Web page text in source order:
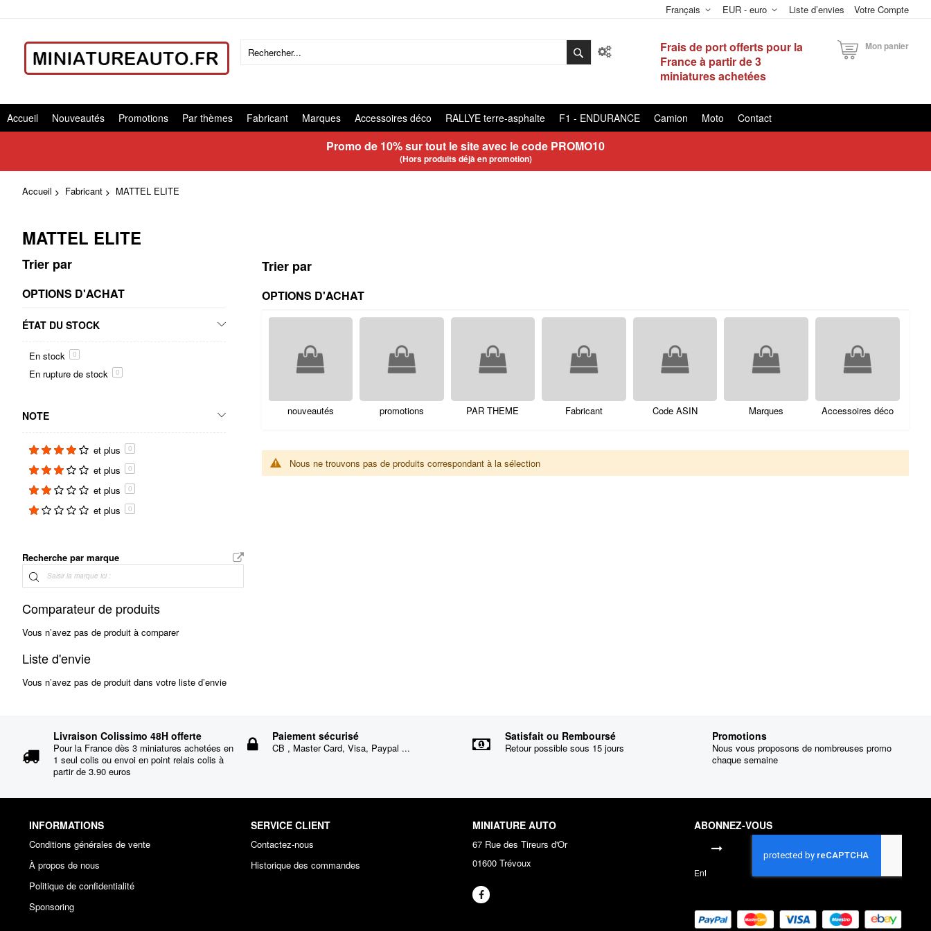
Liste d’envies Votre Compte
EUR - euro
Français
Frais de port offerts pour la
France à partir de 3
miniatures achetées
Mon panier
Accueil Nouveautés Promotions Par thèmes Fabricant Marques Accessoires déco RALLYE terre-asphalte F1 - ENDURANCE Camion Moto Contact
Promo de 10% sur tout le site avec le code PROMO10
(Hors produits déjà en promotion)
Accueil Fabricant MATTEL ELITE
MATTEL ELITE
Trier par
OPTIONS D'ACHAT
Accueil nouveautés promotions PAR THEME Fabricant Code ASIN Marques Accessoires déco
Nous ne trouvons pas de produits correspondant à la sélection
Trier par
OPTIONS D'ACHAT
ÉTAT DU STOCK
En stock 0
En rupture de stock 0
NOTE
et plus 0
et plus 0
et plus 0
et plus 0
Recherche par marque
Comparateur de produits
Vous n’avez pas de produit à comparer
Liste d'envie
Vous n’avez pas de produit dans votre liste d’envie
Livraison Colissimo 48H offerte
Pour la France dès 3 miniatures achetées en
1 seul colis ou envoi en point relais colis à
partir de 3.90 euros
Paiement sécurisé
CB , Master Card, Visa, Paypal ...
Satisfait ou Remboursé
Retour possible sous 15 jours
Promotions
Nous vous proposons de nombreuses promo
chaque semaine
INFORMATIONS
Conditions générales de vente
À propos de nous
Politique de confidentialité
Sponsoring
SERVICE CLIENT
Contactez-nous
Historique des commandes
MINIATURE AUTO
67 Rue des Tireurs d'Or
01600 Trévoux
ABONNEZ-VOUS
à
d’information